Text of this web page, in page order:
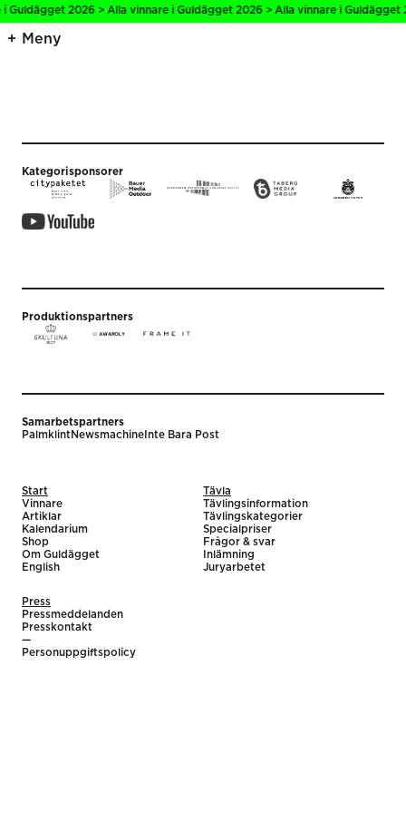
Guldägget 2026 > Alla vinnare i Guldägget 2026 > Alla vinnare i
Meny
Kategorisponsorer
Produktionspartners
Samarbetspartners
PalmklintNewsmachine Inte Bara Post
Start
Vinnare
Artiklar
Kalendarium
Shop
Om Guldägget
English
Tävla
Tävlingsinformation
Tävlingskategorier
Specialpriser
Frågor & svar
Inlämning
Juryarbetet
Press
Pressmeddelanden
Presskontakt
—
Personuppgiftspolicy